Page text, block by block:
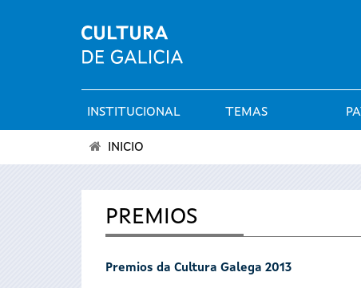
Menú
principal
INSTITUCIONAL TEMAS
está
INICIO
PREMIOS
Premios da Cultura Galega 2013